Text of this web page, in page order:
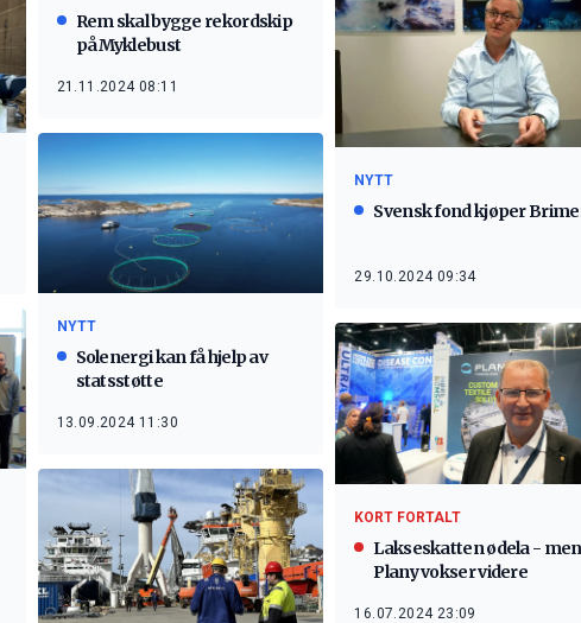
Rem skal bygge rekordskip
på Myklebust
21.11.2024 08:11
NYTT
Svensk fond kjøper
29.10.2024 09:34
NYTT
Solenergi kan få hjelp av
statsstøtte
13.09.2024 11:30
KORT FORTALT
Lakseskatten ødela - men
Plany vokser videre
16.07.2024 23:09